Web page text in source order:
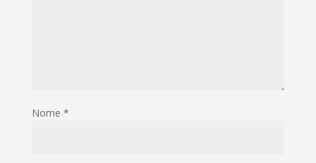
Nome *